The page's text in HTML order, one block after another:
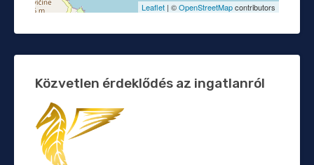
Leaflet | ©OpenStreetMapcontributors
Közvetlen érdeklődés az ingatlanról